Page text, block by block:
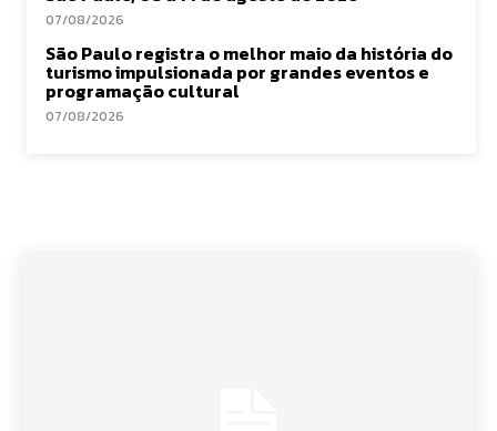
07/08/2026
São Paulo registra o melhor maio da história do
turismo impulsionada por grandes eventos e
programação cultural
07/08/2026